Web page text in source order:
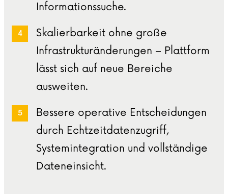
Informationssuche.
Skalierbarkeit ohne große
Infrastrukturänderungen – Plattform
lässt sich auf neue Bereiche
ausweiten.
Bessere operative Entscheidungen
durch Echtzeitdatenzugriff,
Systemintegration und vollständige
Dateneinsicht.